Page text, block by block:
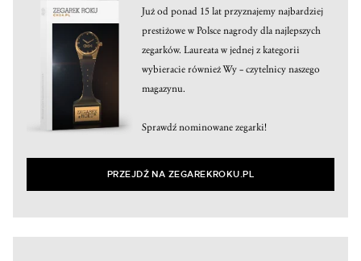
Już od ponad 15 lat przyznajemy najbardziej
prestiżowe w Polsce nagrody dla najlepszych
zegarków. Laureata w jednej z kategorii
wybieracie również Wy – czytelnicy naszego
magazynu.
Sprawdź nominowane zegarki!
PRZEJDŹ NA ZEGAREKROKU.PL